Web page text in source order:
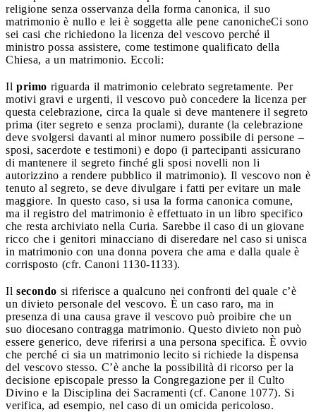
religione senza osservanza della forma canonica, il suo
matrimonio è nullo e lei è soggetta alle pene canonicheCi sono
sei casi che richiedono la licenza del vescovo perché il
ministro possa assistere, come testimone qualificato della
Chiesa, a un matrimonio. Eccoli:
Il primo riguarda il matrimonio celebrato segretamente. Per
motivi gravi e urgenti, il vescovo può concedere la licenza per
questa celebrazione, circa la quale si deve mantenere il segreto
prima (iter segreto e senza proclami), durante (la celebrazione
deve svolgersi davanti al minor numero possibile di persone –
sposi, sacerdote e testimoni) e dopo (i partecipanti assicurano
di mantenere il segreto finché gli sposi novelli non li
autorizzino a rendere pubblico il matrimonio). Il vescovo non è
tenuto al segreto, se deve divulgare i fatti per evitare un male
maggiore. In questo caso, si usa la forma canonica comune,
ma il registro del matrimonio è effettuato in un libro specifico
che resta archiviato nella Curia. Sarebbe il caso di un giovane
ricco che i genitori minacciano di diseredare nel caso si unisca
in matrimonio con una donna povera che ama e dalla quale è
corrisposto (cfr. Canoni 1130-1133).
Il secondo si riferisce a qualcuno nei confronti del quale c’è
un divieto personale del vescovo. È un caso raro, ma in
presenza di una causa grave il vescovo può proibire che un
suo diocesano contragga matrimonio. Questo divieto non può
essere generico, deve riferirsi a una persona specifica. È ovvio
che perché ci sia un matrimonio lecito si richiede la dispensa
del vescovo stesso. C’è anche la possibilità di ricorso per la
decisione episcopale presso la Congregazione per il Culto
Divino e la Disciplina dei Sacramenti (cf. Canone 1077). Si
verifica, ad esempio, nel caso di un omicida pericoloso.